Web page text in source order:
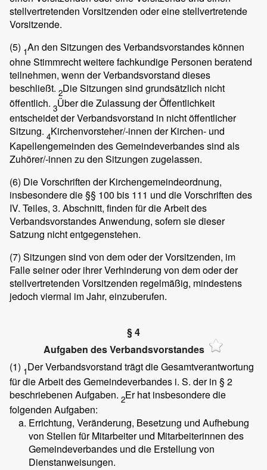
stellvertretenden Vorsitzenden oder eine stellvertretende
Vorsitzende.
(5) 1An den Sitzungen des Verbandsvorstandes können
ohne Stimmrecht weitere fachkundige Personen beratend
teilnehmen, wenn der Verbandsvorstand dieses
beschließt. 2Die Sitzungen sind grundsätzlich nicht
öffentlich. 3Über die Zulassung der Öffentlichkeit
entscheidet der Verbandsvorstand in nicht öffentlicher
Sitzung. 4Kirchenvorsteher/-innen der Kirchen- und
Kapellengemeinden des Gemeindeverbandes sind als
Zuhörer/-innen zu den Sitzungen zugelassen.
(6) Die Vorschriften der Kirchengemeindeordnung,
insbesondere die §§ 100 bis 111 und die Vorschriften des
IV. Teiles, 3. Abschnitt, finden für die Arbeit des
Verbandsvorstandes Anwendung, sofern sie dieser
Satzung nicht entgegenstehen.
(7) Sitzungen sind von dem oder der Vorsitzenden, im
Falle seiner oder ihrer Verhinderung von dem oder der
stellvertretenden Vorsitzenden regelmäßig, mindestens
jedoch viermal im Jahr, einzuberufen.
§ 4
Aufgaben des Verbandsvorstandes
(1) 1Der Verbandsvorstand trägt die Gesamtverantwortung
für die Arbeit des Gemeindeverbandes i. S. der in § 2
beschriebenen Aufgaben. 2Er hat insbesondere die
folgenden Aufgaben:
Errichtung, Veränderung, Besetzung und Aufhebung
von Stellen für Mitarbeiter und Mitarbeiterinnen des
Gemeindeverbandes und die Erstellung von
Dienstanweisungen.